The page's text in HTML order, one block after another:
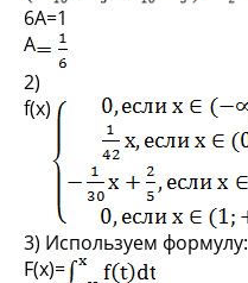
6А=1
А
2)
f(x)
3) Используем формулу:
F(x)=